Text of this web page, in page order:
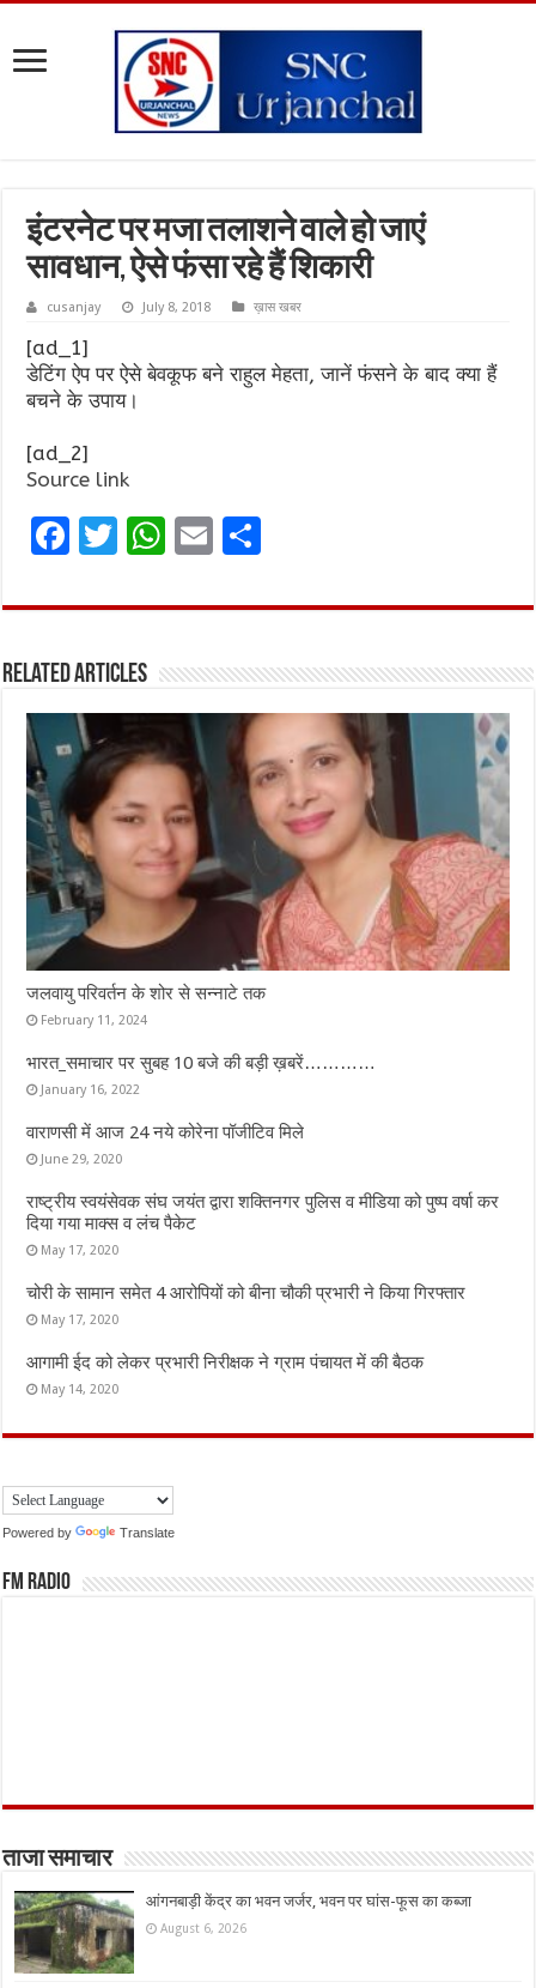
इंटरनेट पर मजा तलाशने वाले हो जाएं
सावधान, ऐसे फंसा रहे हैं शिकारी
cusanjay July 8, 2018 ख़ास खबर
[ad_1]
डेटिंग ऐप पर ऐसे बेवकूफ बने राहुल मेहता, जानें फंसने के बाद क्या हैं
बचने के उपाय।
[ad_2]
Source link
F
ce
o
o
k
T
it
r
W
at
A
p
p
E
ai ar
Related Articles
जलवायु परिवर्तन के शोर से सन्नाटे तक
February 11, 2024
भारत_समाचार पर सुबह 10 बजे की बड़ी ख़बरें…………
January 16, 2022
वाराणसी में आज 24 नये कोरेना पॉजीटिव मिले
June 29, 2020
राष्ट्रीय स्वयंसेवक संघ जयंत द्वारा शक्तिनगर पुलिस व मीडिया को पुष्प वर्षा कर
दिया गया माक्स व लंच पैकेट
May 17, 2020
चोरी के सामान समेत 4 आरोपियों को बीना चौकी प्रभारी ने किया गिरफ्तार
May 17, 2020
आगामी ईद को लेकर प्रभारी निरीक्षक ने ग्राम पंचायत में की बैठक
May 14, 2020
Powered by Translate
FM Radio
ताजा समाचार
आंगनबाड़ी केंद्र का भवन जर्जर, भवन पर घांस-फूस का कब्जा
August 6, 2026